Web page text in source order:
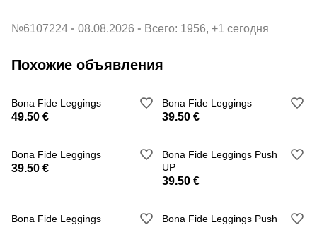
№6107224 08.08.2026 Всего: 1956, +1 сегодня
Похожие объявления
Bona Fide Leggings
49.50 €
Bona Fide Leggings
39.50 €
Bona Fide Leggings
39.50 €
Bona Fide Leggings Push
UP
39.50 €
Bona Fide Leggings
Bona Fide Leggings Push